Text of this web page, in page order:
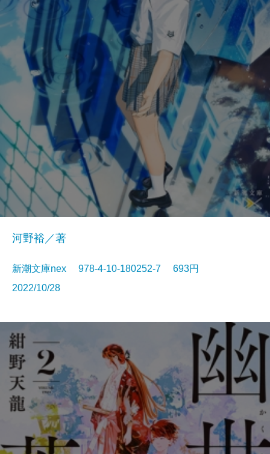
河野裕／著
新潮文庫nex 978-4-10-180252-7 693円
2022/10/28